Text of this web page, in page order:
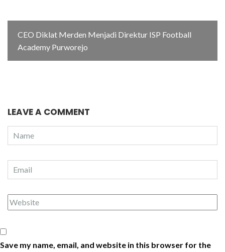
CEO Diklat Merden Menjadi Direktur ISP Football
Academy Purworejo
LEAVE A COMMENT
Save my name, email, and website in this browser for the